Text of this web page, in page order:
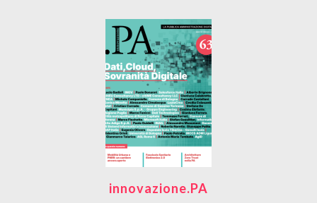
innovazione.PA